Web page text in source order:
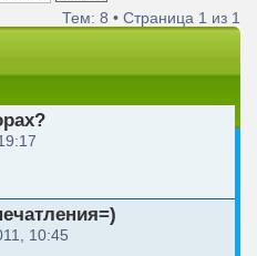
Тем: 8 • Страница 1 из 1
10:45